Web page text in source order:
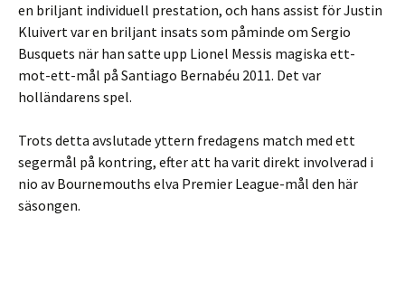
en briljant individuell prestation, och hans assist för Justin
Kluivert var en briljant insats som påminde om Sergio
Busquets när han satte upp Lionel Messis magiska ett-
mot-ett-mål på Santiago Bernabéu 2011. Det var
holländarens spel.
Trots detta avslutade yttern fredagens match med ett
segermål på kontring, efter att ha varit direkt involverad i
nio av Bournemouths elva Premier League-mål den här
säsongen.